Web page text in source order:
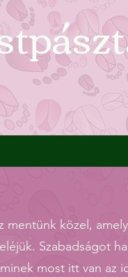
mentünk közel,
Szabadságot
most itt van az